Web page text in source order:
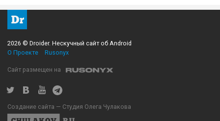
2026 © Droider. Нескучный сайт об Android
О Проекте
Rusonyx
Сайт размещен на
Создание сайта — Студия Олега Чулакова